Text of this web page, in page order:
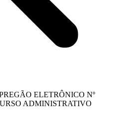
ELETRÔNICO Nº
ADMINISTRATIVO